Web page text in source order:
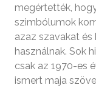
megértették,
szimbólumok
azaz szavakat
használnak. Sok
csak az 1970-es
ismert maja